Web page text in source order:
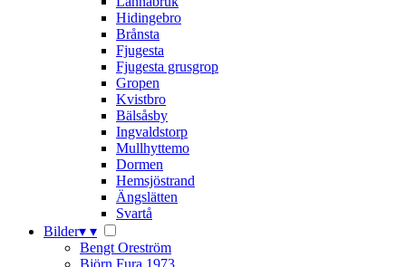
Hidingebro
Brånsta
Fjugesta
Fjugesta grusgrop
Gropen
Kvistbro
Bälsåsby
Ingvaldstorp
Mullhyttemo
Dormen
Hemsjöstrand
Ängslätten
Svartå
Bilder▾ ▾
Bengt Oreström
Björn Fura 1973